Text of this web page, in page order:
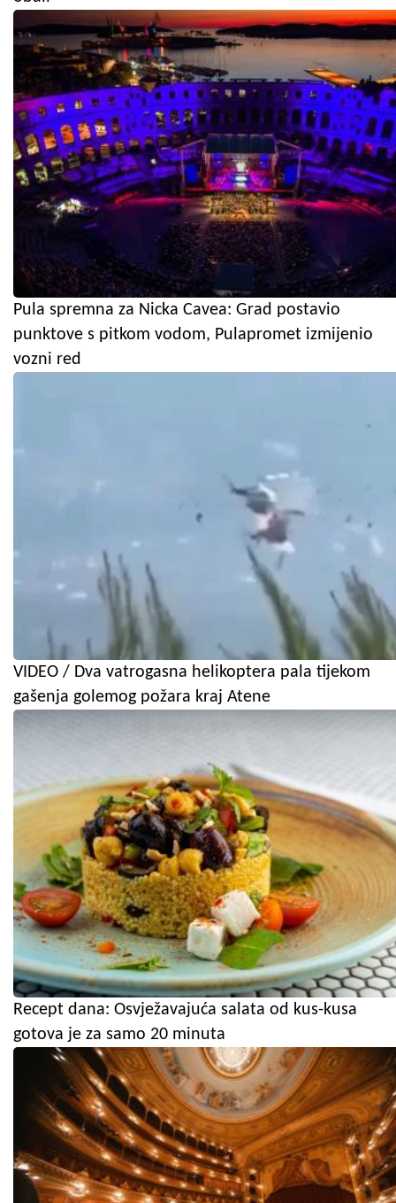
Pula spremna za Nicka Cavea: Grad postavio
punktove s pitkom vodom, Pulapromet izmijenio
vozni red
VIDEO / Dva vatrogasna helikoptera pala tijekom
gašenja golemog požara kraj Atene
Recept dana: Osvježavajuća salata od kus-kusa
gotova je za samo 20 minuta